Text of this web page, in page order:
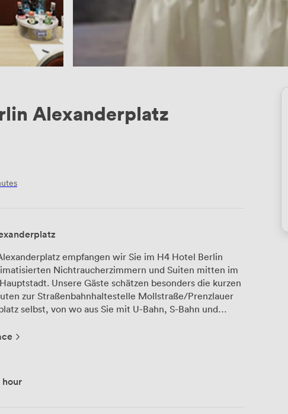
Alexanderplatz
empfangen wir Sie im H4 Hotel Berlin
Nichtraucherzimmern und Suiten mitten im
Unsere Gäste schätzen besonders die kurzen
zur Straßenbahnhaltestelle Mollstraße/Prenzlauer
selbst, von wo aus Sie mit U-Bahn, S-Bahn und
14 moderne Räume auf insgesamt 1.600
durchführen oder eine große
Ihren Anforderungen an. Die technische Ausstattung